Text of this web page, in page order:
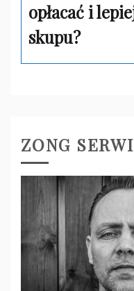
opłacać i
skupu?
ZONG